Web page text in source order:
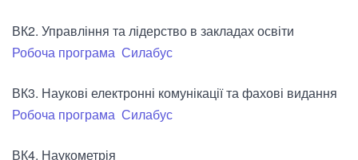
ВК2. Управління та лідерство в закладах освіти
Робоча програма Силабус
ВК3. Наукові електронні комунікації та фахові видання
Робоча програма Силабус
ВК4. Наукометрія